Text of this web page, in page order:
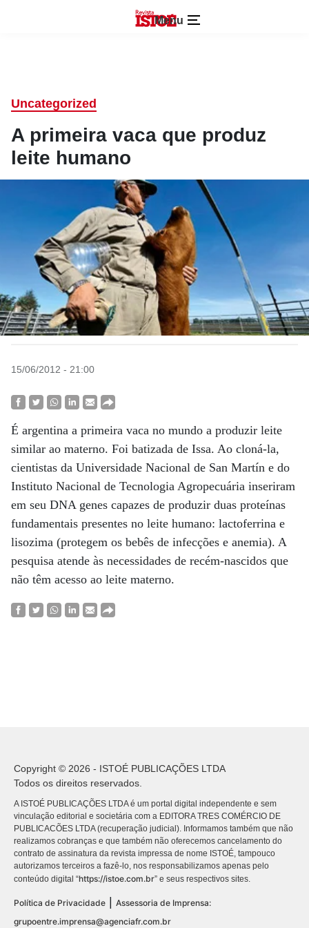
Menu
Uncategorized
A primeira vaca que produz
leite humano
15/06/2012 - 21:00
É argentina a primeira vaca no mundo a produzir leite
similar ao materno. Foi batizada de Issa. Ao cloná-la,
cientistas da Universidade Nacional de San Martín e do
Instituto Nacional de Tecnologia Agropecuária inseriram
em seu DNA genes capazes de produzir duas proteínas
fundamentais presentes no leite humano: lactoferrina e
lisozima (protegem os bebês de infecções e anemia). A
pesquisa atende às necessidades de recém-nascidos que
não têm acesso ao leite materno.
Copyright © 2026 - ISTOÉ PUBLICAÇÕES LTDA
Todos os direitos reservados.
A ISTOÉ PUBLICAÇÕES LTDA é um portal digital independente e sem
vinculação editorial e societária com a EDITORA TRES COMÉRCIO DE
PUBLICACÕES LTDA (recuperação judicial). Informamos também que não
realizamos cobranças e que também não oferecemos cancelamento do
contrato de assinatura da revista impressa de nome ISTOÉ, tampouco
autorizamos terceiros a fazê-lo, nos responsabilizamos apenas pelo
conteúdo digital “https://istoe.com.br” e seus respectivos sites.
Política de Privacidade
Assessoria de Imprensa:
grupoentre.imprensa@agenciafr.com.br